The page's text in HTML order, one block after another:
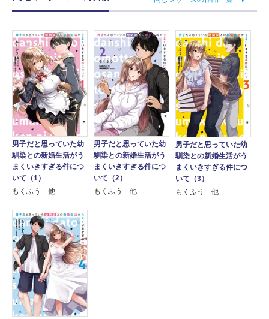
男子だと思っていた幼
馴染との新婚生活がう
まくいきすぎる件につ
いて（1）
もくふう 他
男子だと思っていた幼
馴染との新婚生活がう
まくいきすぎる件につ
いて（2）
もくふう 他
男子だと思っていた幼
馴染との新婚生活がう
まくいきすぎる件につ
いて（3）
もくふう 他